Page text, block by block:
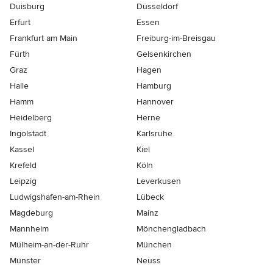
Duisburg
Düsseldorf
Erfurt
Essen
Frankfurt am Main
Freiburg-im-Breisgau
Fürth
Gelsenkirchen
Graz
Hagen
Halle
Hamburg
Hamm
Hannover
Heidelberg
Herne
Ingolstadt
Karlsruhe
Kassel
Kiel
Krefeld
Köln
Leipzig
Leverkusen
Ludwigshafen-am-Rhein
Lübeck
Magdeburg
Mainz
Mannheim
Mönchen­gladbach
Mülheim-an-der-Ruhr
München
Münster
Neuss